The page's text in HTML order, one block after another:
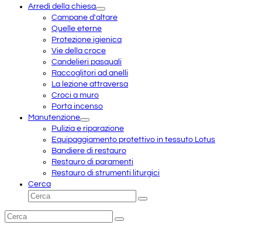
Arredi della chiesa
Campane d'altare
Quelle eterne
Protezione igienica
Vie della croce
Candelieri pasquali
Raccoglitori ad anelli
La lezione attraversa
Croci a muro
Porta incenso
Manutenzione
Pulizia e riparazione
Equipaggiamento protettivo in tessuto Lotus
Bandiere di restauro
Restauro di paramenti
Restauro di strumenti liturgici
Cerca
Cerca
Invia
Cerca
Invia